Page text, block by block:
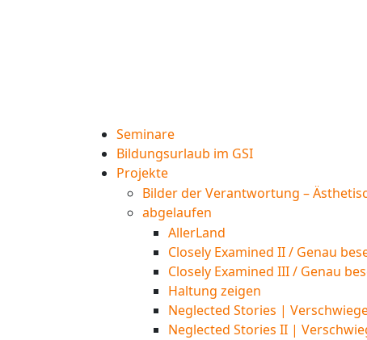
Seminare
Bildungsurlaub im GSI
Projekte
Bilder der Verantwortung –
abgelaufen
AllerLand
Closely Examined II / Genau
Closely Examined III / Genau
Haltung zeigen
Neglected Stories |
Neglected Stories II |